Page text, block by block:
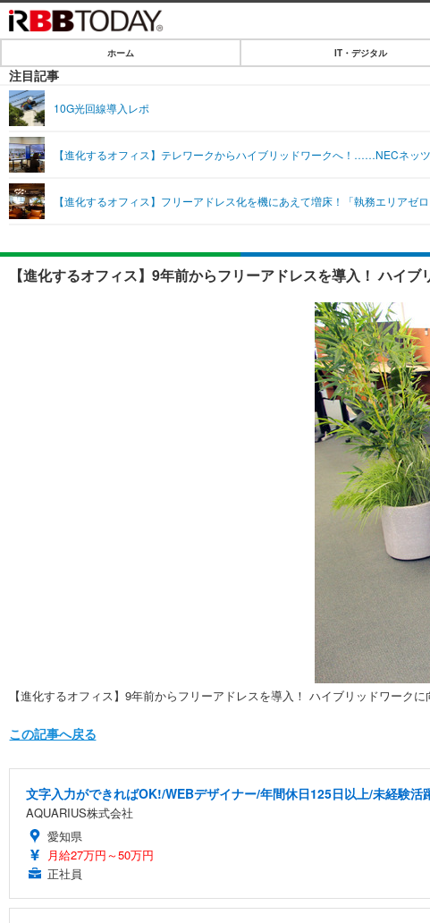
IT・デジタル
ショッピング
SPEED TEST
エンタメ
エンタメTOP
音楽
グラビア
ショッピング
ライフ
ライフTOP
ペット
その他
リリース一覧
ホーム IT・デジタル
注目記事
10G光回線導入レポ
【進化するオフィス】テレワークからハイブリッドワークへ！……NECネッ
【進化するオフィス】フリーアドレス化を機にあえて増床！「執務エリアゼ
【進化するオフィス】9年前からフリーアドレスを導入！ ハイ
【進化するオフィス】9年前からフリーアドレスを導入！ ハイブリッドワーク
この記事へ戻る
文字入力ができればOK!/WEBデザイナー/年間休日125日以上/未経験活
AQUARIUS株式会社
愛知県
月給27万円～50万円
正社員